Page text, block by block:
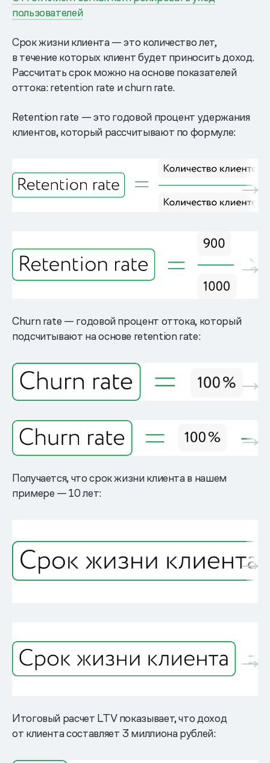
пользователей
Срок жизни клиента — это количество лет,
в течение которых клиент будет приносить доход.
Рассчитать срок можно на основе показателей
оттока: retention rate и churn rate.
Retention rate — это годовой процент удержания
клиентов, который рассчитывают по формуле:
Churn rate — годовой процент оттока, который
подсчитывают на основе retention rate:
Получается, что срок жизни клиента в нашем
примере — 10 лет:
Итоговый расчет LTV показывает, что доход
от клиента составляет 3 миллиона рублей: